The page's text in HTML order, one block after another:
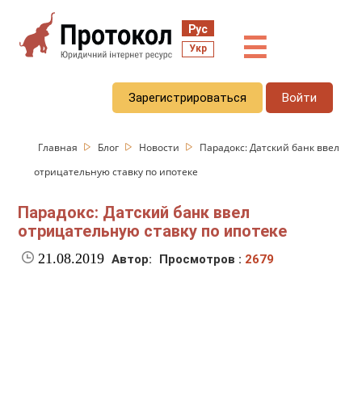
Рус
Укр ☰
Зарегистрироваться Войти
Главная Блог Новости
Парадокс: Датский банк ввел
отрицательную ставку по ипотеке
Парадокс: Датский банк ввел
отрицательную ставку по ипотеке
21.08.2019 Автор: Просмотров : 2679